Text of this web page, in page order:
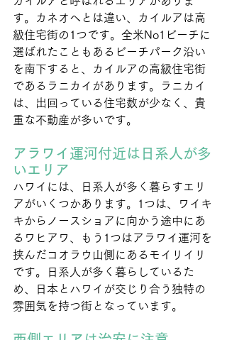
す。カネオヘとは違い、カイルアは高
級住宅街の1つです。全米No1ビーチに
選ばれたこともあるビーチパーク沿い
を南下すると、カイルアの高級住宅街
であるラニカイがあります。ラニカイ
は、出回っている住宅数が少なく、貴
重な不動産が多いです。
アラワイ運河付近は日系人が多
いエリア
ハワイには、日系人が多く暮らすエリ
アがいくつかあります。1つは、ワイキ
キからノースショアに向かう途中にあ
るワヒアワ、もう1つはアラワイ運河を
挟んだコオラウ山側にあるモイリイリ
です。日系人が多く暮らしているた
め、日本とハワイが交じり合う独特の
雰囲気を持つ街となっています。